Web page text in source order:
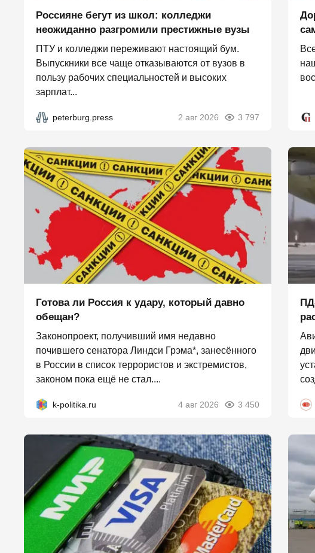
Россияне бегут из школ: колледжи
неожиданно разгромили престижные вузы
ПТУ и колледжи переживают настоящий бум.
Выпускники все чаще отказываются от вузов в
пользу рабочих специальностей и высоких
зарплат...
peterburg.press 2 авг 2026 3 797
Готова ли Россия к удару, который давно
обещан?
Законопроект, получивший имя недавно
почившего сенатора Линдси Грэма*, занесённого
в России в список террористов и экстремистов,
законом пока ещё не стал....
k-politika.ru 4 авг 2026 3 450